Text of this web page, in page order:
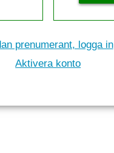
prenumerant, logga in
Aktivera konto